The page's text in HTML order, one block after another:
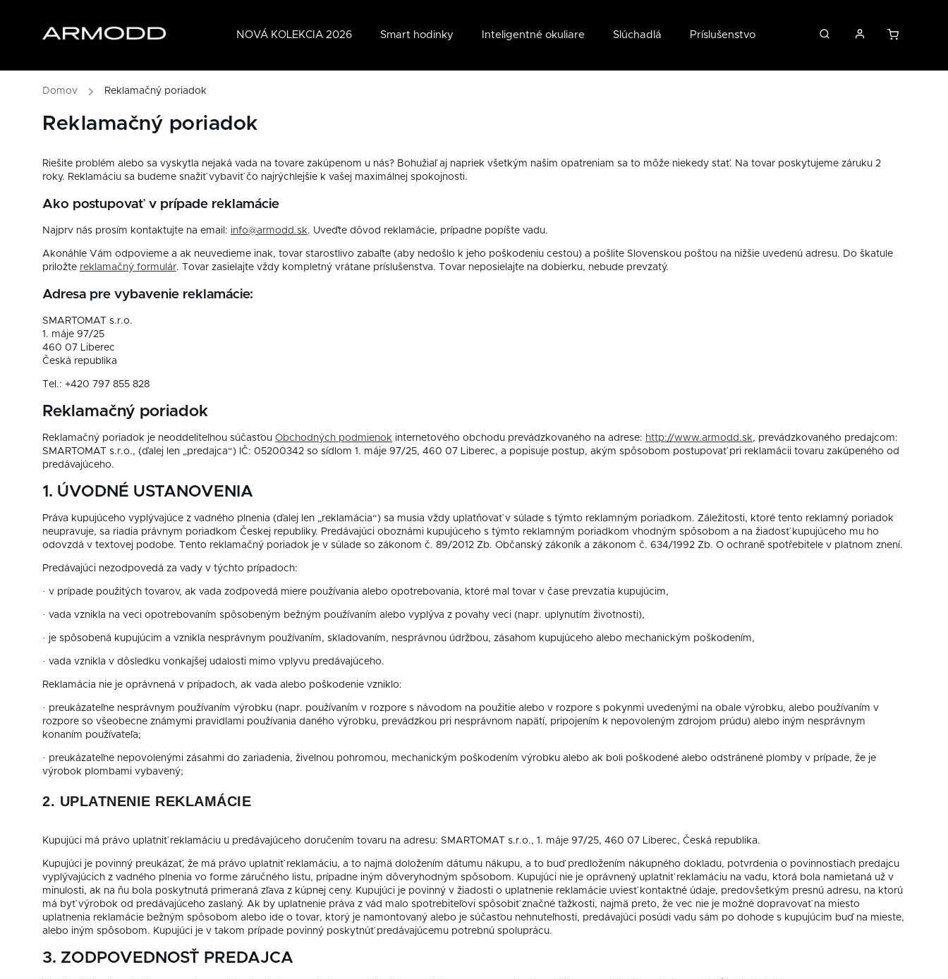
NOVÁ KOLEKCIA 2026 Smart hodinky Inteligentné okuliare Slúchadlá Príslušenstvo
Domov / Reklamačný poriadok
Reklamačný poriadok
Riešite problém alebo sa vyskytla nejaká vada na tovare zakúpenom u nás? Bohužiaľ aj napriek všetkým našim opatreniam sa to môže niekedy stať. Na tovar poskytujeme záruku 2
roky. Reklamáciu sa budeme snažiť vybaviť čo najrýchlejšie k vašej maximálnej spokojnosti.
Ako postupovať v prípade reklamácie
Najprv nás prosím kontaktujte na email: info@armodd.sk. Uveďte dôvod reklamácie, prípadne popíšte vadu.
Akonáhle Vám odpovieme a ak neuvedieme inak, tovar starostlivo zabaľte (aby nedošlo k jeho poškodeniu cestou) a pošlite Slovenskou poštou na nižšie uvedenú adresu. Do škatule
priložte reklamačný formulár. Tovar zasielajte vždy kompletný vrátane príslušenstva. Tovar neposielajte na dobierku, nebude prevzatý.
Adresa pre vybavenie reklamácie:
SMARTOMAT s.r.o.
1. máje 97/25
460 07 Liberec
Česká republika
Tel.: +420 797 855 828
Reklamačný poriadok
Reklamačný poriadok je neoddeliteľnou súčasťou Obchodných podmienok internetového obchodu prevádzkovaného na adrese: http://www.armodd.sk, prevádzkovaného predajcom:
SMARTOMAT s.r.o., (ďalej len „predajca“) IČ: 05200342 so sídlom 1. máje 97/25, 460 07 Liberec, a popisuje postup, akým spôsobom postupovať pri reklamácii tovaru zakúpeného od
predávajúceho.
1. ÚVODNÉ USTANOVENIA
Práva kupujúceho vyplývajúce z vadného plnenia (ďalej len „reklamácia“) sa musia vždy uplatňovať v súlade s týmto reklamným poriadkom. Záležitosti, ktoré tento reklamný poriadok
neupravuje, sa riadia právnym poriadkom Českej republiky. Predávajúci oboznámi kupujúceho s týmto reklamným poriadkom vhodným spôsobom a na žiadosť kupujúceho mu ho
odovzdá v textovej podobe. Tento reklamačný poriadok je v súlade so zákonom č. 89/2012 Zb. Občanský zákoník a zákonom č. 634/1992 Zb. O ochraně spotřebitele v platnom znení.
Predávajúci nezodpovedá za vady v týchto prípadoch:
· v prípade použitých tovarov, ak vada zodpovedá miere používania alebo opotrebovania, ktoré mal tovar v čase prevzatia kupujúcim,
· vada vznikla na veci opotrebovaním spôsobeným bežným používaním alebo vyplýva z povahy veci (napr. uplynutím životnosti),
· je spôsobená kupujúcim a vznikla nesprávnym používaním, skladovaním, nesprávnou údržbou, zásahom kupujúceho alebo mechanickým poškodením,
· vada vznikla v dôsledku vonkajšej udalosti mimo vplyvu predávajúceho.
Reklamácia nie je oprávnená v prípadoch, ak vada alebo poškodenie vzniklo:
· preukázateľne nesprávnym používaním výrobku (napr. používaním v rozpore s návodom na použitie alebo v rozpore s pokynmi uvedenými na obale výrobku, alebo používaním v
rozpore so všeobecne známymi pravidlami používania daného výrobku, prevádzkou pri nesprávnom napätí, pripojením k nepovoleným zdrojom prúdu) alebo iným nesprávnym
konaním používateľa;
· preukázateľne nepovolenými zásahmi do zariadenia, živelnou pohromou, mechanickým poškodením výrobku alebo ak boli poškodené alebo odstránené plomby v prípade, že je
výrobok plombami vybavený;
2. UPLATNENIE REKLAMÁCIE
Kupujúci má právo uplatniť reklamáciu u predávajúceho doručením tovaru na adresu: SMARTOMAT s.r.o., 1. máje 97/25, 460 07 Liberec, Česká republika.
Kupujúci je povinný preukázať, že má právo uplatniť reklamáciu, a to najmä doložením dátumu nákupu, a to buď predložením nákupného dokladu, potvrdenia o povinnostiach predajcu
vyplývajúcich z vadného plnenia vo forme záručného listu, prípadne iným dôveryhodným spôsobom. Kupujúci nie je oprávnený uplatniť reklamáciu na vadu, ktorá bola namietaná už v
minulosti, ak na ňu bola poskytnutá primeraná zľava z kúpnej ceny. Kupujúci je povinný v žiadosti o uplatnenie reklamácie uviesť kontaktné údaje, predovšetkým presnú adresu, na ktorú
má byť výrobok od predávajúceho zaslaný. Ak by uplatnenie práva z vád malo spotrebiteľovi spôsobiť značné ťažkosti, najmä preto, že vec nie je možné dopravovať na miesto
uplatnenia reklamácie bežným spôsobom alebo ide o tovar, ktorý je namontovaný alebo je súčasťou nehnuteľnosti, predávajúci posúdi vadu sám po dohode s kupujúcim buď na mieste,
alebo iným spôsobom. Kupujúci je v takom prípade povinný poskytnúť predávajúcemu potrebnú spoluprácu.
3. ZODPOVEDNOSŤ PREDAJCA